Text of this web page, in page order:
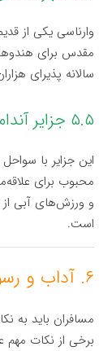
وارناسی یکی از
مقدس برای
سالانه پذیرای
۵.۵ جزایر آندامان و نیکوبار
این جزایر با
محبوب برای
و ورزش‌های آبی از
است.
۶. آداب و رسوم و نکات مهم برای مسافران
مسافران باید به
برخی از نکات مهم